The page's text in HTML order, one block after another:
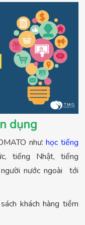
dụng
như:học tiếng
tiếng Nhật, tiếng
nước ngoài tới
khách hàng tiềm